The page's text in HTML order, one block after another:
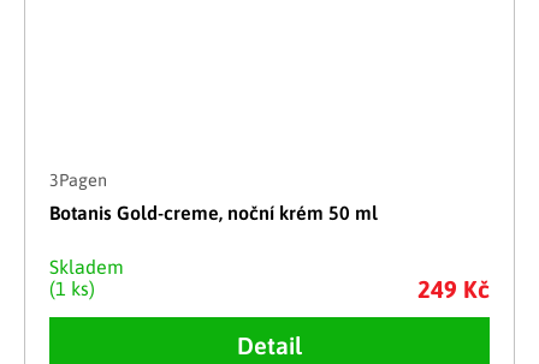
3Pagen
Botanis Gold-creme, noční krém 50 ml
Skladem
(1 ks)
249 Kč
Detail